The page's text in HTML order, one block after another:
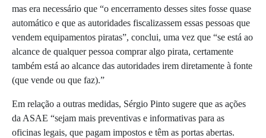
mas era necessário que “o encerramento desses sites fosse quase
automático e que as autoridades fiscalizassem essas pessoas que
vendem equipamentos piratas”, conclui, uma vez que “se está ao
alcance de qualquer pessoa comprar algo pirata, certamente
também está ao alcance das autoridades irem diretamente à fonte
(que vende ou que faz).”
Em relação a outras medidas, Sérgio Pinto sugere que as ações
da ASAE “sejam mais preventivas e informativas para as
oficinas legais, que pagam impostos e têm as portas abertas.